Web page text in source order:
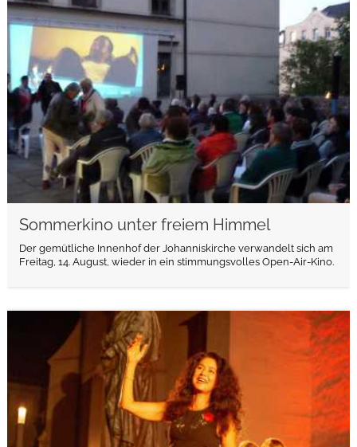
Sommerkino unter freiem Himmel
Der gemütliche Innenhof der Johanniskirche verwandelt sich am
Freitag, 14. August, wieder in ein stimmungsvolles Open-Air-Kino.
weiterlesen
weiterlesen